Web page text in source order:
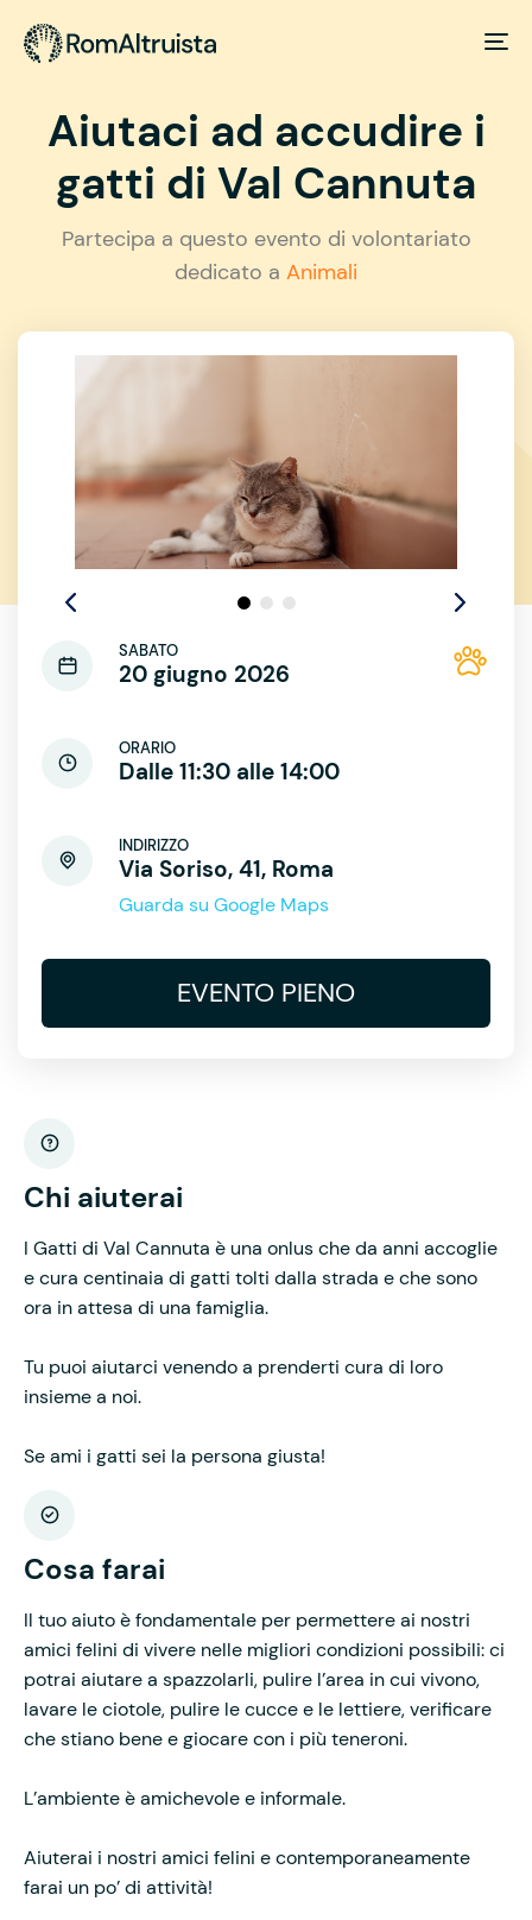
Aiutaci ad accudire i
gatti di Val Cannuta
Partecipa a questo evento di volontariato
dedicato a Animali
SABATO
20 giugno 2026
ORARIO
Dalle 11:30 alle 14:00
INDIRIZZO
Via Soriso, 41, Roma
Guarda su Google Maps
EVENTO PIENO
Chi aiuterai
I Gatti di Val Cannuta è una onlus che da anni accoglie
e cura centinaia di gatti tolti dalla strada e che sono
ora in attesa di una famiglia.
Tu puoi aiutarci venendo a prenderti cura di loro
insieme a noi.
Se ami i gatti sei la persona giusta!
Cosa farai
Il tuo aiuto è fondamentale per permettere ai nostri
amici felini di vivere nelle migliori condizioni possibili: ci
potrai aiutare a spazzolarli, pulire l’area in cui vivono,
lavare le ciotole, pulire le cucce e le lettiere, verificare
che stiano bene e giocare con i più teneroni.
L’ambiente è amichevole e informale.
Aiuterai i nostri amici felini e contemporaneamente
farai un po’ di attività!